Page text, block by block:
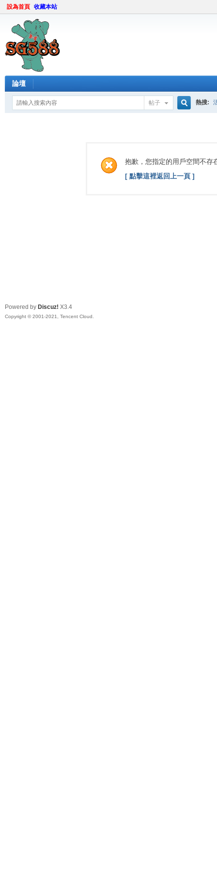
設為首頁 收藏本站
論壇
帖子
索
熱搜:
抱歉，您指定的用戶空間不存
[ 點擊這裡返回上一頁 ]
Powered by Discuz! X3.4
Copyright © 2001-2021, Tencent Cloud.